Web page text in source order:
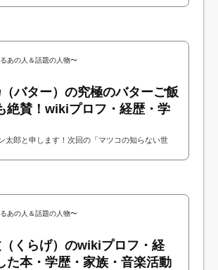
あの人＆話題の人物〜
バター）の究極のバターご飯
絶賛！wikiプロフ・経歴・学
太郎と申します！次回の「マツコの知らない世
あの人＆話題の人物〜
くらげ）のwikiプロフ・経
た本・学歴・家族・音楽活動